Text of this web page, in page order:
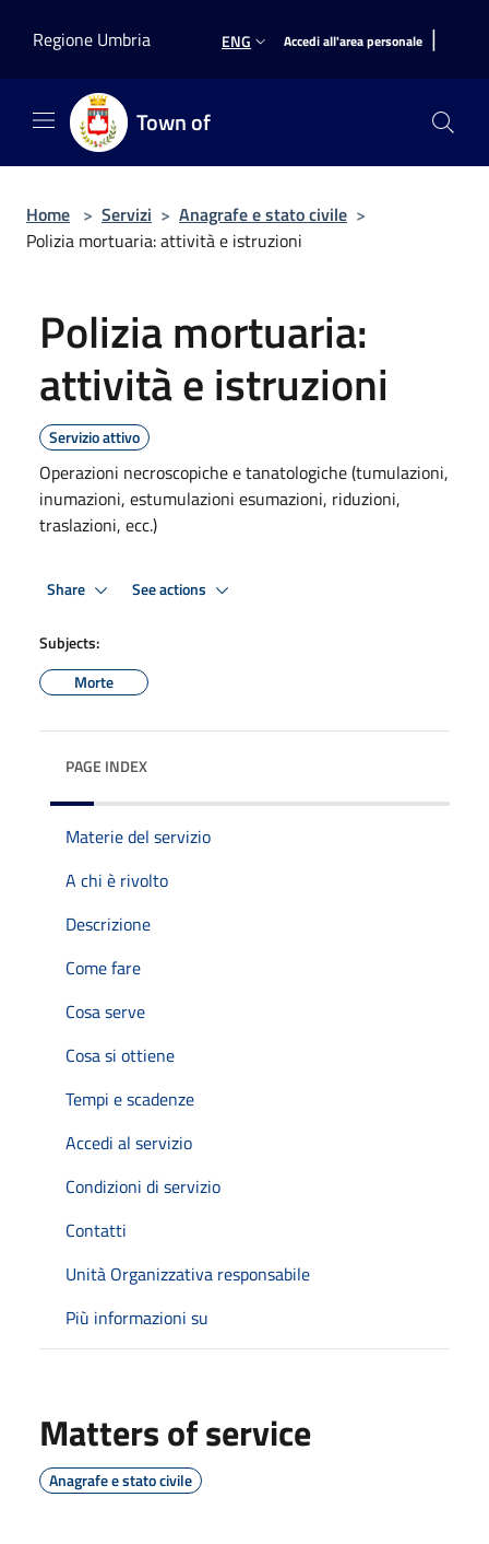
Regione Umbria
ENG Accedi all'area personale |
Town of
Home > Servizi > Anagrafe e stato civile >
Polizia mortuaria: attività e istruzioni
Polizia mortuaria:
attività e istruzioni
Servizio attivo
Operazioni necroscopiche e tanatologiche (tumulazioni,
inumazioni, estumulazioni esumazioni, riduzioni,
traslazioni, ecc.)
Share See actions
Subjects:
Morte
PAGE INDEX
Materie del servizio
A chi è rivolto
Descrizione
Come fare
Cosa serve
Cosa si ottiene
Tempi e scadenze
Accedi al servizio
Condizioni di servizio
Contatti
Unità Organizzativa responsabile
Più informazioni su
Matters of service
Anagrafe e stato civile